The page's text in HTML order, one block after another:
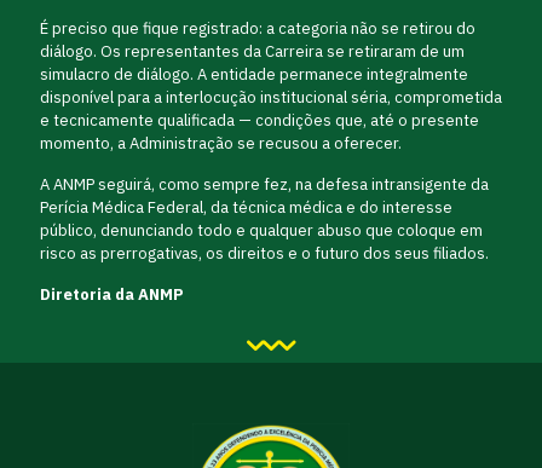
É preciso que fique registrado: a categoria não se retirou do
diálogo. Os representantes da Carreira se retiraram de um
simulacro de diálogo. A entidade permanece integralmente
disponível para a interlocução institucional séria, comprometida
e tecnicamente qualificada — condições que, até o presente
momento, a Administração se recusou a oferecer.
A ANMP seguirá, como sempre fez, na defesa intransigente da
Perícia Médica Federal, da técnica médica e do interesse
público, denunciando todo e qualquer abuso que coloque em
risco as prerrogativas, os direitos e o futuro dos seus filiados.
Diretoria da ANMP